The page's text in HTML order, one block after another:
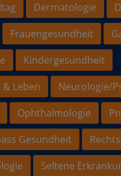
Dermatologie
Frauengesundheit
Kindergesundheit
Leben
Neurologie/
Ophthalmologie
Gesundheit
Seltene